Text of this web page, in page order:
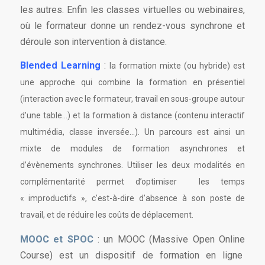
les autres. Enfin les classes virtuelles ou webinaires,
où le formateur donne un rendez-vous synchrone et
déroule son intervention à distance.
Blended Learning :
la formation mixte (ou hybride) est
une approche qui combine la formation en présentiel
(interaction avec le formateur, travail en sous-groupe autour
d’une table…) et la formation à distance (contenu interactif
multimédia, classe inversée…). Un parcours est ainsi un
mixte de modules de formation asynchrones et
d’évènements synchrones. Utiliser les deux modalités en
complémentarité permet d’optimiser les temps
« improductifs », c’est-à-dire d’absence à son poste de
travail, et de réduire les coûts de déplacement.
MOOC et SPOC: un MOOC (Massive Open Online
Course) est un dispositif de formation en ligne